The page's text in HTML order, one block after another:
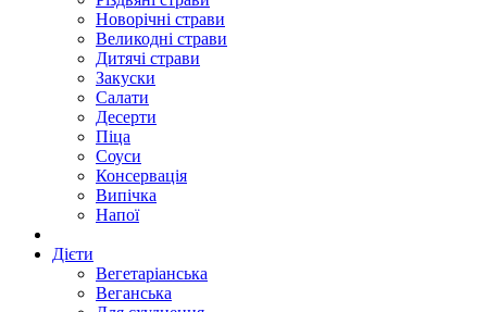
Новорічні страви
Великодні страви
Дитячі страви
Закуски
Салати
Десерти
Піца
Соуси
Консервація
Випічка
Напої
Дієти
Вегетаріанська
Веганська